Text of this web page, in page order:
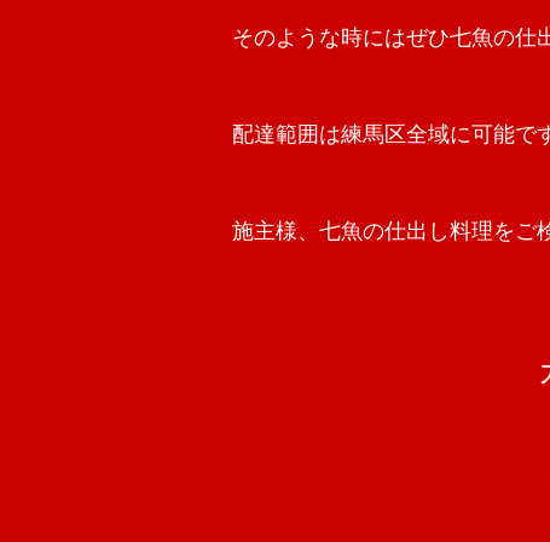
そのような時にはぜひ七魚の仕
配達範囲は練馬区全域に可能で
施主様、七魚の仕出し料理をご